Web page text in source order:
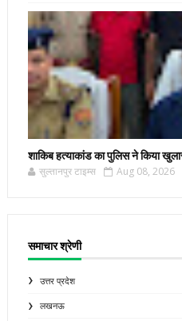
शाकिब हत्याकांड का पुलिस ने किया
सुल्तानपुर टाइम्स Aug 08, 2026
समाचार श्रेणी
उत्तर प्रदेश
लखनऊ